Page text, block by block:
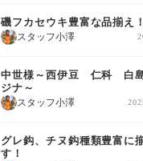
磯フカセウキ豊富な品揃え！
スタッフ小澤
中世様～西伊豆 仁科 白
ジナ～
スタッフ小澤
グレ鈎、チヌ鈎種類豊富に
す！